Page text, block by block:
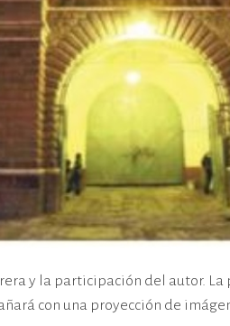
y la participación del autor. La
con una proyección de